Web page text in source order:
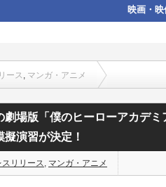
映画・映
ース, マンガ・アニメ
のヒーローアカデミア THE MOVIE ヒ
劇場版「僕のヒーローアカデ
演習が決定！
スリリース, マンガ・アニメ